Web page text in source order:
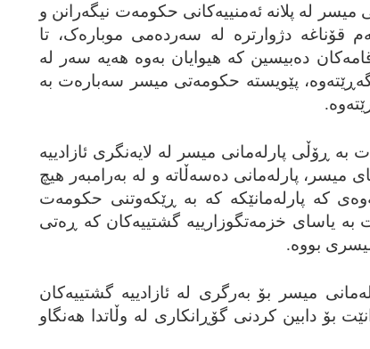
میسر له‌ پلانه‌ ئه‌منییه‌کانی حکومه‌ت نیگه‌رانن و
قۆناغه‌ دژوارتره‌ له‌ سه‌رده‌می موباره‌ک، تا
ده‌بیسین که‌ هیوایان به‌وه‌ هه‌یه‌ سه‌ر له‌
پێویسته‌ حکومه‌تی میسر سه‌باره‌ت به‌
به‌ ڕۆڵی پارله‌مانی میسر له‌ لایه‌نگری ئازادییه‌
میسر، پارله‌مانی ده‌سه‌ڵاته‌ و له‌ به‌رامبه‌ر هیچ
که‌ پارله‌مانێکه‌ که‌ به‌ ڕێکه‌وتنی حکومه‌ت
به‌ یاسای خزمه‌تگوزارییه‌ گشتییه‌کان که‌ ڕه‌تی
بووه‌.
میسر بۆ به‌رگری له‌ ئازادییه‌ گشتییه‌کان
بۆ دابین کردنی گۆڕانکاری له‌ وڵاتدا هه‌نگاو